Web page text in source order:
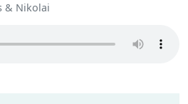
& Nikolai